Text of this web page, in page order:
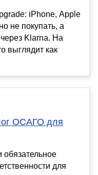
iPhone, Apple
не покупать, а
Klarna. На
выглядит как
ОСАГО для
обязательное
для